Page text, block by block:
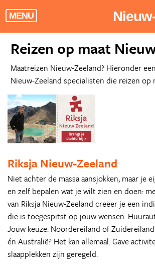
MENU
Reizen op maat
Maatreizen Nieuw-Zeeland? Hieronder
Nieuw-Zeeland specialisten die reizen op
Riksja Nieuw-Zeeland
Niet achter de massa aansjokken, maar je
en zelf bepalen wat je wilt zien en doen:
van Riksja Nieuw-Zeeland creëer je een
die is toegespitst op jouw wensen.
Jouw keuze. Noordereiland of
én Australië? Het kan allemaal. Gave
slaapplekken zijn geregeld.